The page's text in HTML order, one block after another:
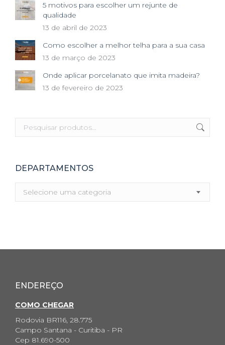
5 motivos para escolher um rejunte de
qualidade
13 de abril de 2023
Como escolher a melhor telha para a sua casa
13 de março de 2023
Onde aplicar porcelanato que imita madeira?
13 de fevereiro de 2023
DEPARTAMENTOS
Selecione uma categoria
ENDEREÇO
COMO CHEGAR
Rodovia BR116, 28.775
Campo Santana - Curitiba - PR
Cep 81.690-500